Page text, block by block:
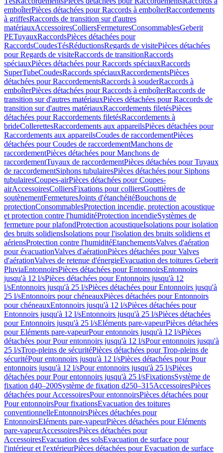
emboîterPièces détachées pour Raccords à emboîterRaccordements
à griffesRaccords de transition sur d'autres
matériauxAccessoiresColliersFermeturesConsommablesGeberit
PETuyauxRaccordsPièces détachées pour
RaccordsCoudesTésRéductionsRegards de visitePièces détachées
pour Regards de visiteRaccords de transitionRaccords
spéciauxPièces détachées pour Raccords spéciauxRaccords
SuperTubeCoudesRaccords spéciauxRaccordementsPièces
détachées pour RaccordementsRaccords à souderRaccords à
emboîterPièces détachées pour Raccords à emboîterRaccords de
transition sur d'autres matériauxPièces détachées pour Raccords de
transition sur d'autres matériauxRaccordements filetésPièces
détachées pour Raccordements filetésRaccordements à
brideCollerettesRaccordements aux appareilsPièces détachées pour
Raccordements aux appareilsCoudes de raccordementPièces
détachées pour Coudes de raccordementManchons de
raccordementPièces détachées pour Manchons de
raccordementTuyaux de raccordementPièces détachées pour Tuyaux
de raccordementSiphons tubulairesPièces détachées pour Siphons
tubulairesCoupes-airPièces détachées pour Coupes-
airAccessoiresColliersFixations pour colliersGouttières de
soutènementFermeturesJoints d'étanchéitéBouchons de
protectionConsommablesProtection incendie, protection acoustique
et protection contre l'humiditéProtection incendieSystèmes de
fermeture pour plafondProtection acoustiqueIsolations pour isolation
des bruits solidiensIsolations pour l'isolation des bruits solidiens et
aériensProtection contre l'humiditéEtanchementsValves d'aération
pour évacuationValves d'aérationPièces détachées pour Valves
d'aérationValves de retenue d'énergieEvacuation des toitures Geberit
PluviaEntonnoirsPièces détachées pour EntonnoirsEntonnoirs
jusqu'à 12 l/sPièces détachées pour Entonnoirs jusqu'à 12
l/sEntonnoirs jusqu'à 25 l/sPièces détachées pour Entonnoirs jusqu'à
25 l/sEntonnoirs pour chéneauxPièces détachées pour Entonnoirs
pour chéneauxEntonnoirs jusqu'à 12 l/sPièces détachées pour
Entonnoirs jusqu'à 12 l/sEntonnoirs jusqu'à 25 l/sPièces détachées
pour Entonnoirs jusqu'à 25 l/sEléments pare-vapeurPièces détachées
pour Eléments pare-vapeurPour entonnoirs jusqu'à 12 l/sPièces
détachées pour Pour entonnoirs jusqu'à 12 l/sPour entonnoirs jusqu'à
25 l/sTrop-pleins de sécuritéPièces détachées pour Trop-pleins de
sécuritéPour entonnoirs jusqu'à 12 l/sPièces détachées pour Pour
entonnoirs jusqu'à 12 l/sPour entonnoirs jusqu'à 25 l/sPièces
détachées pour Pour entonnoirs jusqu'à 25 l/sFixationsSystème de
fixation d40–200Système de fixation d250–315AccessoiresPièces
détachées pour AccessoiresPour entonnoirsPièces détachées pour
Pour entonnoirsPour fixationsEvacuation des toitures
conventionnelleEntonnoirsPièces détachées pour
EntonnoirsEléments pare-vapeurPièces détachées pour Eléments
pare-vapeurAccessoiresPièces détachées pour
AccessoiresEvacuation des solsEvacuation de surface pour
l'intérieur et l'extérieurPièces détachées pour Evacuation de surface